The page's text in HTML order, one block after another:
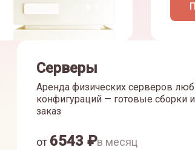
Серверы
Аренда физических серверов
конфигураций — готовые сборки
заказ
от 6543 ₽в месяц